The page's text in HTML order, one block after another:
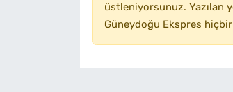
üstleniyorsunuz. Yazılan
Güneydoğu Ekspres